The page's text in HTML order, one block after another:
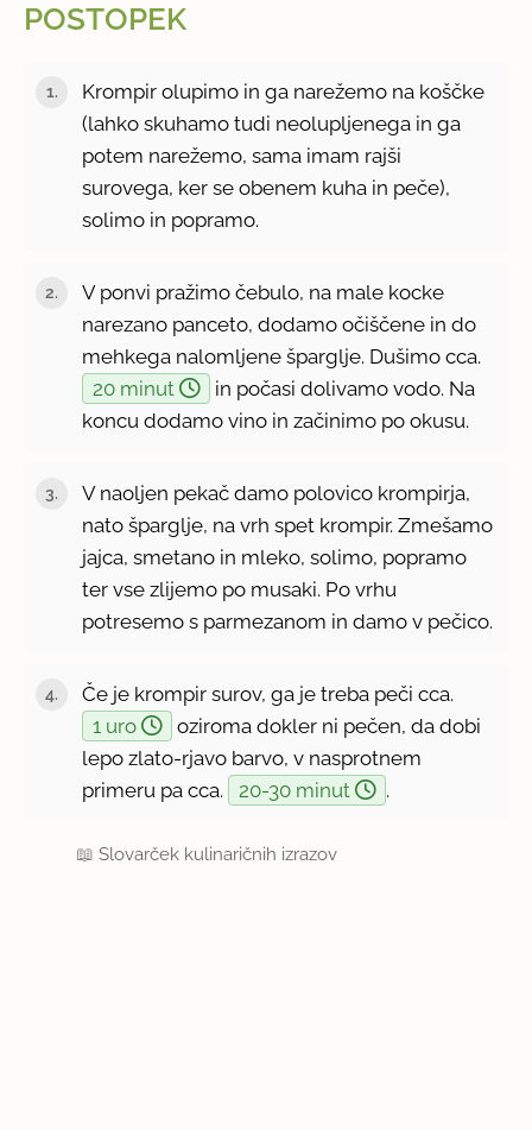
POSTOPEK
Krompir olupimo in ga narežemo na koščke
(lahko skuhamo tudi neolupljenega in ga
potem narežemo, sama imam rajši
surovega, ker se obenem kuha in peče),
solimo in popramo.
V ponvi pražimo čebulo, na male kocke
narezano panceto, dodamo očiščene in do
mehkega nalomljene šparglje. Dušimo cca.
20 minut
in počasi dolivamo vodo. Na
koncu dodamo vino in začinimo po okusu.
V naoljen pekač damo polovico krompirja,
nato šparglje, na vrh spet krompir. Zmešamo
jajca, smetano in mleko, solimo, popramo
ter vse zlijemo po musaki. Po vrhu
potresemo s parmezanom in damo v pečico.
Če je krompir surov, ga je treba peči cca.
1 uro
oziroma dokler ni pečen, da dobi
lepo zlato-rjavo barvo, v nasprotnem
primeru pa cca.
20-30 minut .
📖Slovarček kulinaričnih izrazov